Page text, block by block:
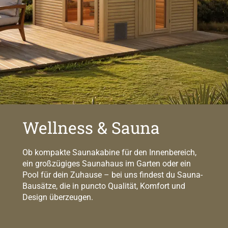
Wellness & Sauna
Ob kompakte Saunakabine für den Innenbereich,
ein großzügiges Saunahaus im Garten oder ein
Pool für dein Zuhause – bei uns findest du Sauna-
Bausätze, die in puncto Qualität, Komfort und
Design überzeugen.